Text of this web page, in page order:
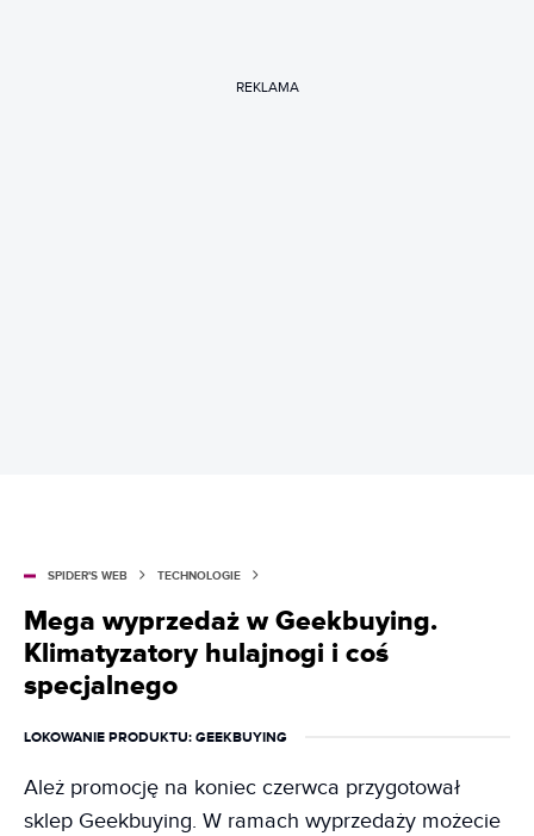
REKLAMA
SPIDER'S WEB TECHNOLOGIE
Mega wyprzedaż w Geekbuying.
Klimatyzatory hulajnogi i coś
specjalnego
LOKOWANIE PRODUKTU: GEEKBUYING
Ależ promocję na koniec czerwca przygotował
sklep Geekbuying. W ramach wyprzedaży możecie